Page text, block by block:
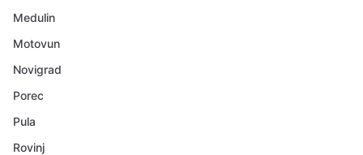
Medulin
Motovun
Novigrad
Porec
Pula
Rovinj